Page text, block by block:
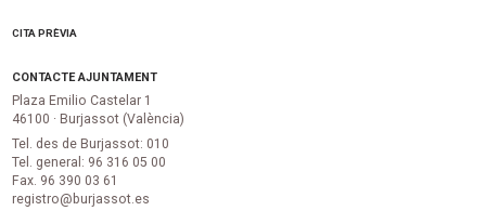
CITA PRÈVIA
CONTACTE AJUNTAMENT
Plaza Emilio Castelar 1
46100 · Burjassot (València)
Tel. des de Burjassot: 010
Tel. general: 96 316 05 00
Fax. 96 390 03 61
registro@burjassot.es